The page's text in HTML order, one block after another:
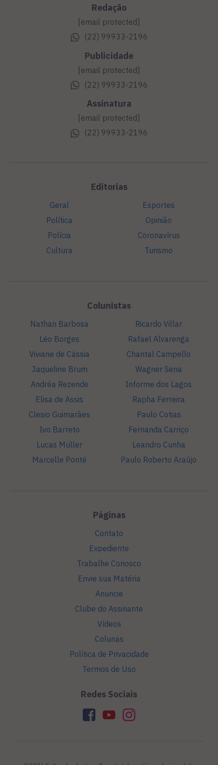
Redação
[email protected]
(22) 99933-2196
Publicidade
[email protected]
(22) 99933-2196
Assinatura
[email protected]
(22) 99933-2196
Editorias
Geral
Política
Polícia
Cultura
Esportes
Opinião
Coronavírus
Turismo
Colunistas
Nathan Barbosa
Léo Borges
Viviane de Cássia
Jaqueline Brum
Andréa Rezende
Elisa de Assis
Clesio Guimarães
Ivo Barreto
Lucas Müller
Marcelle Ponté
Ricardo Villar
Rafael Alvarenga
Chantal Campello
Wagner Sena
Informe dos Lagos
Rapha Ferreira
Paulo Cotias
Fernanda Carriço
Leandro Cunha
Paulo Roberto Araújo
Páginas
Contato
Expediente
Trabalhe Conosco
Envie sua Matéria
Anuncie
Clube do Assinante
Vídeos
Colunas
Política de Privacidade
Termos de Uso
Redes Sociais